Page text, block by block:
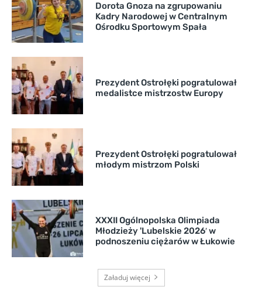
Dorota Gnoza na zgrupowaniu
Kadry Narodowej w Centralnym
Ośrodku Sportowym Spała
Prezydent Ostrołęki pogratulował
medalistce mistrzostw Europy
Prezydent Ostrołęki pogratulował
młodym mistrzom Polski
XXXII Ogólnopolska Olimpiada
Młodzieży 'Lubelskie 2026′ w
podnoszeniu ciężarów w Łukowie
Załaduj więcej